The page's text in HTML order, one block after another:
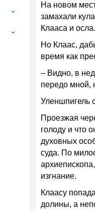
На новом
замахали
Клааса и осла.
Но Клаас,
время как
– Видно, в
передо мной,
Уленшпигель
Проезжая
голоду и что
духовных
суда. По
изгнание.
Клаасу
долины, а